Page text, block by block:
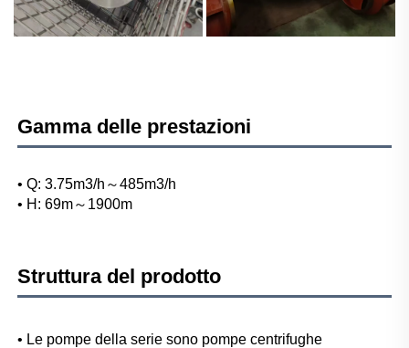
Gamma delle prestazioni
• Q: 3.75m3/h～485m3/h
• H: 69m～1900m
Struttura del prodotto
• Le pompe della serie sono pompe centrifughe